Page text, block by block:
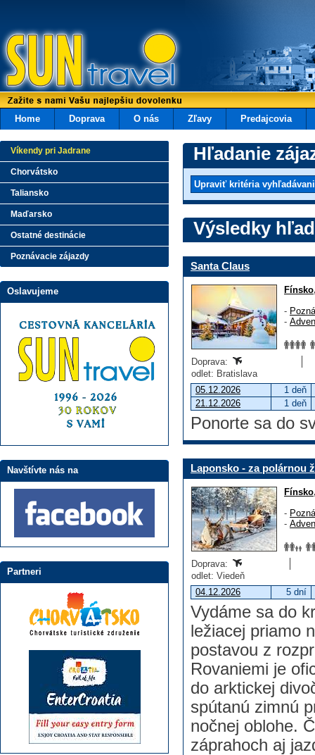
Home Doprava O nás Zľavy Predajcovia
Hľadanie
Výsledky
Santa Claus
Fínsko
-
-
Doprava:
odlet: Bratislava
05.12.2026
1 deň
21.12.2026
1 deň
Ponorte sa do
Laponsko - za polárnou
Fínsko
-
-
Doprava:
odlet: Viedeň
04.12.2026
5 dní
Vydáme sa do
ležiacej priamo
postavou z
Rovaniemi je
do arktickej
spútanú zimnú
nočnej oblohe.
záprahoch aj
Víkendy pri Jadrane
Chorvátsko
Taliansko
Maďarsko
Ostatné destinácie
Poznávacie zájazdy
Oslavujeme
Navštívte nás na
Partneri